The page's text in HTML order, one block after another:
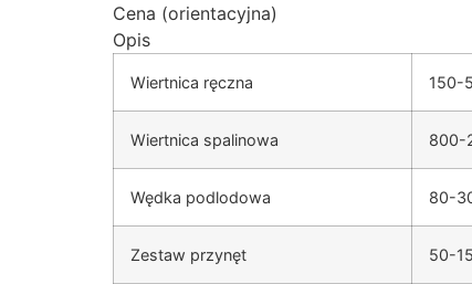
Cena (orientacyjna)
Opis
Wiertnica ręczna 150-
Wiertnica spalinowa 800-
Wędka podlodowa 80-
Zestaw przynęt 50-